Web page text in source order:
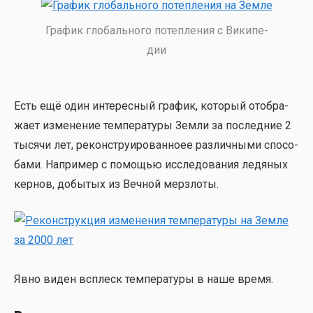
Гра­фик гло­баль­но­го потеп­ле­ния с Вики­пе­
дии
Есть ещё один инте­рес­ный гра­фик, кото­рый отоб­ра­
жа­ет изме­не­ние тем­пе­ра­ту­ры Зем­ли за послед­ние 2
тыся­чи лет, рекон­стру­и­ро­ван­но­ее раз­лич­ны­ми спо­со­
ба­ми. Напри­мер с помо­щью иссле­до­ва­ния ледя­ных
кер­нов, добы­тых из Веч­ной мерз­ло­ты.
Явно виден всплеск тем­пе­ра­ту­ры в наше вре­мя.